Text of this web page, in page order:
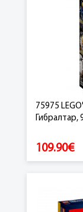
75975
Гибралтар,
109.90€